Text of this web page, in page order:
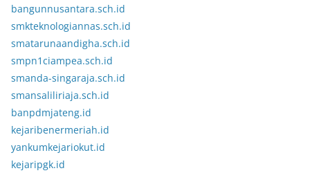
bangunnusantara.sch.id
smkteknologiannas.sch.id
smatarunaandigha.sch.id
smpn1ciampea.sch.id
smanda-singaraja.sch.id
smansaliliriaja.sch.id
banpdmjateng.id
kejaribenermeriah.id
yankumkejariokut.id
kejaripgk.id